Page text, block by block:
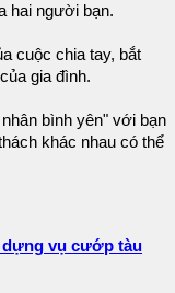
hai người bạn.
cuộc chia tay, bắt
gia đình.
bình yên" với bạn
khác nhau có thể
dựng vụ cướp tàu